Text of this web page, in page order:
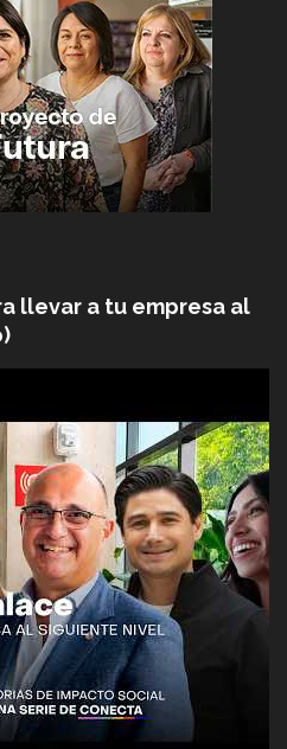
llevar a tu empresa al